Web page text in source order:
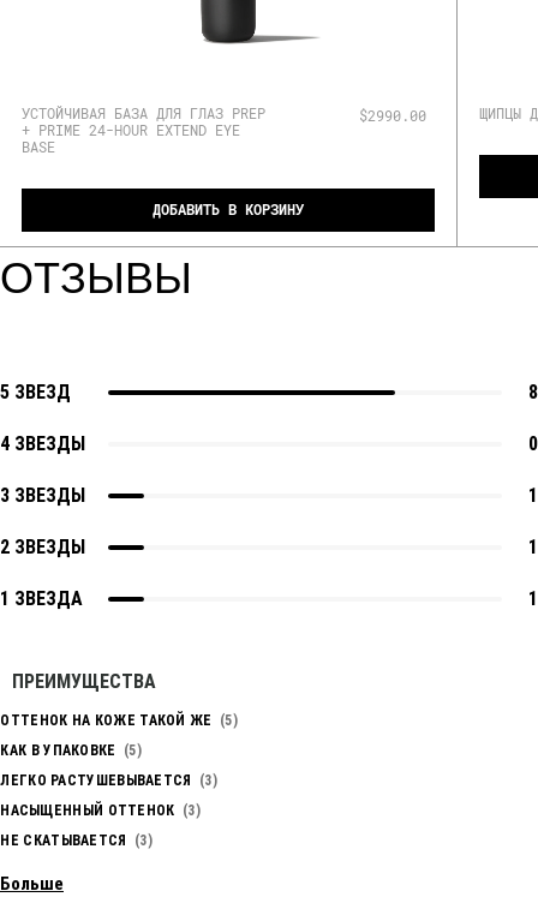
УСТОЙЧИВАЯ БАЗА ДЛЯ ГЛАЗ PREP
+ PRIME 24-HOUR EXTEND EYE
BASE
$2990.00
ДОБАВИТЬ В КОРЗИНУ
ЩИПЦЫ
ОТЗЫВЫ
5 ЗВЕЗД 8
4 ЗВЕЗДЫ 0
3 ЗВЕЗДЫ 1
2 ЗВЕЗДЫ 1
1 ЗВЕЗДА 1
ПРЕИМУЩЕСТВА
ОТТЕНОК НА КОЖЕ ТАКОЙ ЖЕ
5
КАК В УПАКОВКЕ
5
ЛЕГКО РАСТУШЕВЫВАЕТСЯ
3
НАСЫЩЕННЫЙ ОТТЕНОК
3
НЕ СКАТЫВАЕТСЯ
3
Больше